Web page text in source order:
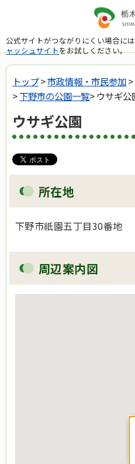
公式サイトがつながりにくい場合に
ャッシュサイトをお試しください。
トップ>市政情報・市民参加>
>下野市の公園一覧> ウサギ公
ウサギ公園
所在地
下野市祇園五丁目30番地
周辺案内図